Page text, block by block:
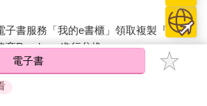
書服務「我的e書櫃」領取複製『兌換
商Readmoo進行兌換。
金石堂所購買的電子書僅能以金石堂專屬
電子書